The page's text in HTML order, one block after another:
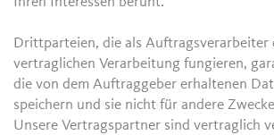
Drittparteien, die als Auftragsverarbeiter
vertraglichen Verarbeitung fungieren,
die von dem Auftraggeber erhaltenen
speichern und sie nicht für andere
Unsere Vertragspartner sind vertraglich